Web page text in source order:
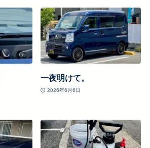
一夜明けて。
2026年6月6日